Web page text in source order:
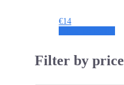
€14
Filter by price